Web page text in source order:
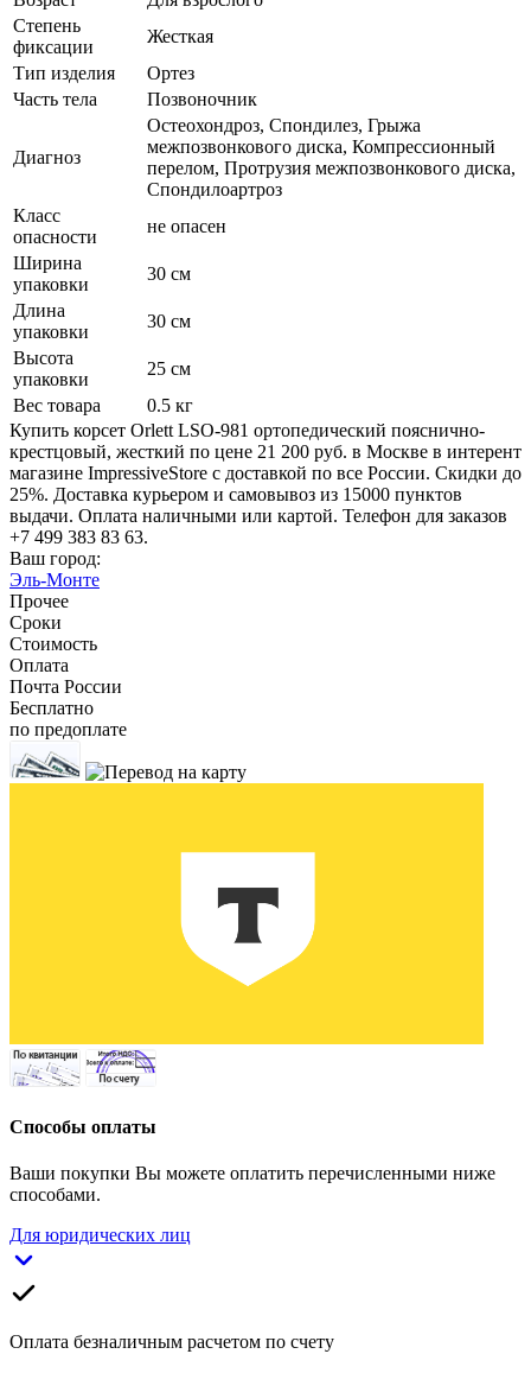
Степень
фиксации
Жесткая
Тип изделия
Ортез
Часть тела
Позвоночник
Диагноз
Остеохондроз, Спондилез, Грыжа
межпозвонкового диска, Компрессионный
перелом, Протрузия межпозвонкового диска,
Спондилоартроз
Класс
опасности
не опасен
Ширина
упаковки
30 см
Длина
упаковки
30 см
Высота
упаковки
25 см
Вес товара
0.5 кг
Купить корсет Orlett LSO-981 ортопедический пояснично-
крестцовый, жесткий по цене 21 200 руб. в Москве в интерент
магазине ImpressiveStore с доставкой по все России. Скидки до
25%. Доставка курьером и самовывоз из 15000 пунктов
выдачи. Оплата наличными или картой. Телефон для заказов
+7 499 383 83 63.
Ваш город:
Эль-Монте
Прочее
Сроки
Стоимость
Оплата
Почта России
Бесплатно
по предоплате
Способы оплаты
Ваши покупки Вы можете оплатить перечисленными ниже
способами.
Для юридических лиц
Оплата безналичным расчетом по счету